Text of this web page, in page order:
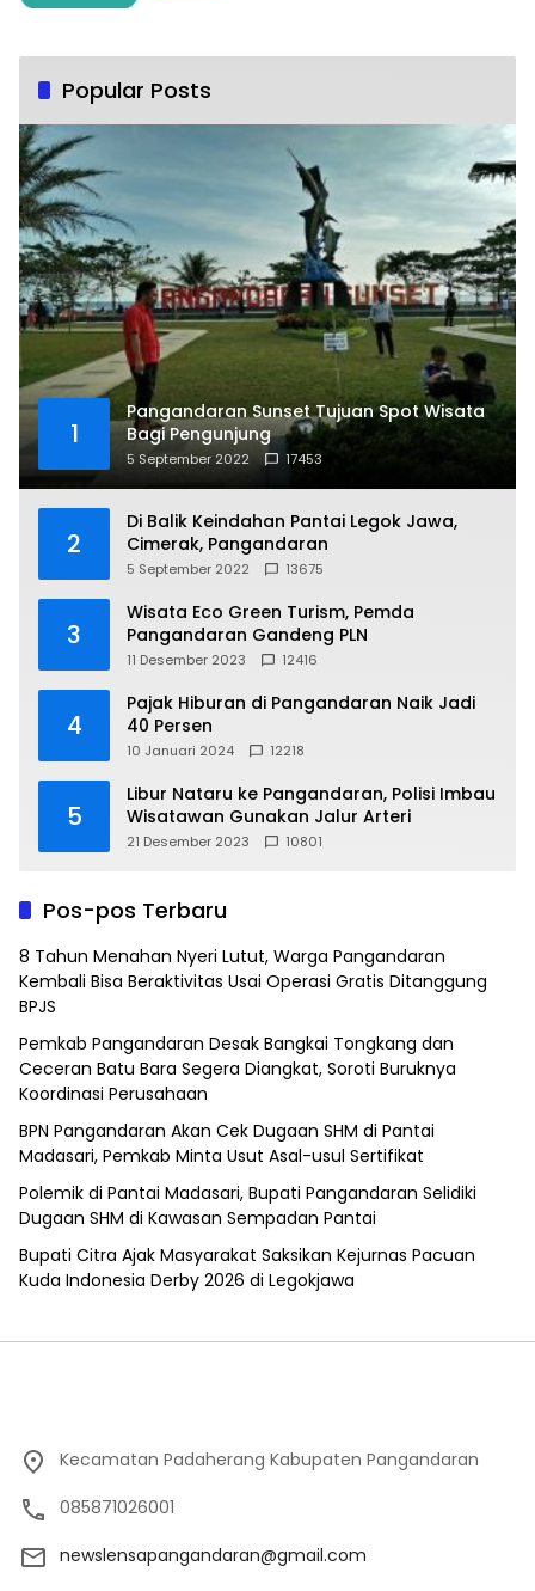
Popular Posts
1
Pangandaran Sunset Tujuan Spot Wisata
Bagi Pengunjung
5 September 2022 17453
2
Di Balik Keindahan Pantai Legok Jawa,
Cimerak, Pangandaran
5 September 2022 13675
3
Wisata Eco Green Turism, Pemda
Pangandaran Gandeng PLN
11 Desember 2023 12416
4
Pajak Hiburan di Pangandaran Naik Jadi
40 Persen
10 Januari 2024 12218
5
Libur Nataru ke Pangandaran, Polisi Imbau
Wisatawan Gunakan Jalur Arteri
21 Desember 2023 10801
Pos-pos Terbaru
8 Tahun Menahan Nyeri Lutut, Warga Pangandaran
Kembali Bisa Beraktivitas Usai Operasi Gratis Ditanggung
BPJS
Pemkab Pangandaran Desak Bangkai Tongkang dan
Ceceran Batu Bara Segera Diangkat, Soroti Buruknya
Koordinasi Perusahaan
BPN Pangandaran Akan Cek Dugaan SHM di Pantai
Madasari, Pemkab Minta Usut Asal-usul Sertifikat
Polemik di Pantai Madasari, Bupati Pangandaran Selidiki
Dugaan SHM di Kawasan Sempadan Pantai
Bupati Citra Ajak Masyarakat Saksikan Kejurnas Pacuan
Kuda Indonesia Derby 2026 di Legokjawa
Kecamatan Padaherang Kabupaten Pangandaran
085871026001
newslensapangandaran@gmail.com